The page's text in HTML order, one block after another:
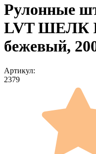
Рулонные
LVT ШЕЛК
бежевый,
Артикул:
2379